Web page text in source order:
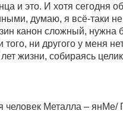
и это. И хотя сегодня
думаю, я всё-таки не
канон сложный, нужна
ни другого у меня
жизни, собираясь
человек Металла – янМе/